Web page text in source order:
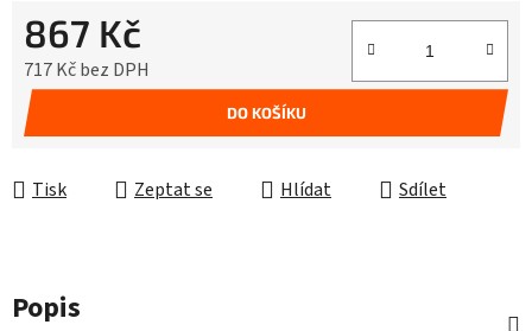
867 Kč
717 Kč bez DPH
Měrná cena:
DO KOŠÍKU
Tisk Zeptat se Hlídat Sdílet
Popis